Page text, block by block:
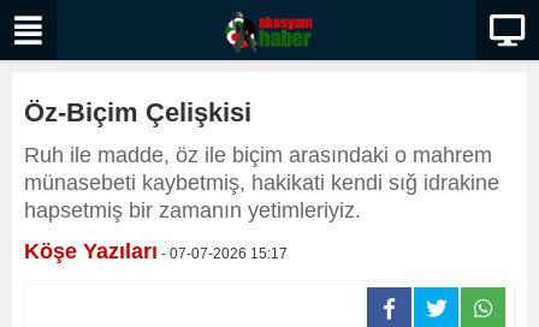
Öz-Biçim Çelişkisi
Ruh ile madde, öz ile biçim arasındaki o mahrem
münasebeti kaybetmiş, hakikati kendi sığ idrakine
hapsetmiş bir zamanın yetimleriyiz.
Köşe Yazıları - 07-07-2026 15:17